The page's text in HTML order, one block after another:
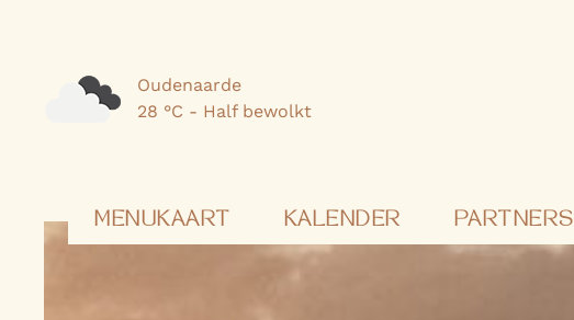
Oudenaarde
28 °C - Half bewolkt
MENUKAART KALENDER PARTNERS